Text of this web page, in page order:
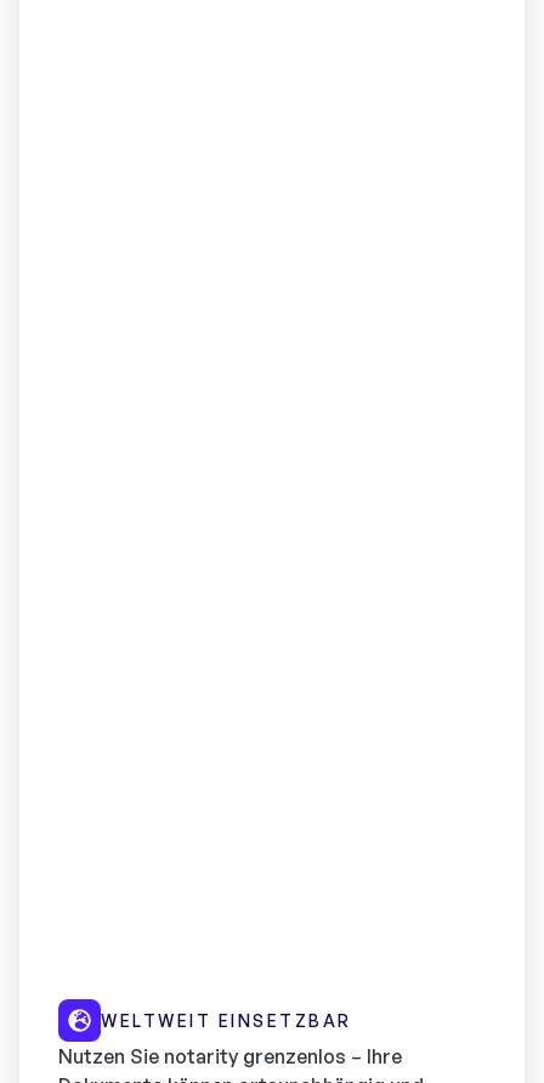
WELTWEIT EINSETZBAR
Nutzen Sie notarity grenzenlos – Ihre